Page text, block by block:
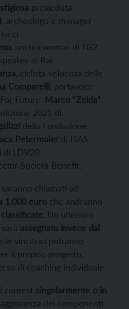
presieduta
, archeologo e manager
ci
, anchorwoman di TG2
speaker di Rai
, ciclista velocista delle
Comparelli , portavoce
Future, Marco “Zelda”
2021 di
della Fondazione
Petermaier di ITAS
di LDV20
Società Benefit.
chiamati ad
1.000 euro che andranno
. Un ulteriore
assegnato invece dal
le vincitrici potranno
il proprio progetto,
di coaching individuale.
contest singolarmente o in
dei componenti